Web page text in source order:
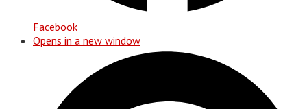
Facebook
Opens in a new window